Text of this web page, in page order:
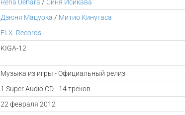
Rena Uehara / Синя Исикава
Дзюня Мацуока / Митио Кинугаса
F.I.X. Records
KIGA-12
Музыка из игры - Официальный релиз
1 Super Audio CD - 14 треков
22 февраля 2012